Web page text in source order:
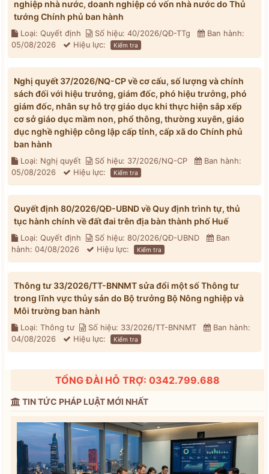
nghiệp nhà nước, doanh nghiệp có vốn nhà nước do Thủ
tướng Chính phủ ban hành
Loại: Quyết định Số hiệu: 40/2026/QĐ-TTg
Ban hành:
05/08/2026
Hiệu lực: Kiểm tra
Nghị quyết 37/2026/NQ-CP về cơ cấu, số lượng và chính
sách đối với hiệu trưởng, giám đốc, phó hiệu trưởng, phó
giám đốc, nhân sự hỗ trợ giáo dục khi thực hiện sắp xếp
cơ sở giáo dục mầm non, phổ thông, thường xuyên, giáo
dục nghề nghiệp công lập cấp tỉnh, cấp xã do Chính phủ
ban hành
Loại: Nghị quyết Số hiệu: 37/2026/NQ-CP
Ban hành:
05/08/2026
Hiệu lực: Kiểm tra
Quyết định 80/2026/QĐ-UBND về Quy định trình tự, thủ
tục hành chính về đất đai trên địa bàn thành phố Huế
Loại: Quyết định Số hiệu: 80/2026/QĐ-UBND
Ban
hành: 04/08/2026
Hiệu lực: Kiểm tra
Thông tư 33/2026/TT-BNNMT sửa đổi một số Thông tư
trong lĩnh vực thủy sản do Bộ trưởng Bộ Nông nghiệp và
Môi trường ban hành
Loại: Thông tư Số hiệu: 33/2026/TT-BNNMT
Ban hành:
04/08/2026
Hiệu lực: Kiểm tra
TỔNG ĐÀI HỖ TRỢ: 0342.799.688
TIN TỨC PHÁP LUẬT MỚI NHẤT